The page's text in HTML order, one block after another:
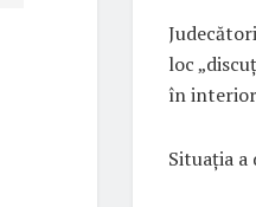
loc
în
Situația